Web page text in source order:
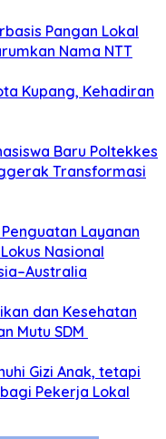
Pangan Lokal
Nama NTT
Kupang, Kehadiran
Baru Poltekkes
Transformasi
Layanan
Nasional
dan Kesehatan
Mutu SDM
Gizi Anak, tetapi
Pekerja Lokal